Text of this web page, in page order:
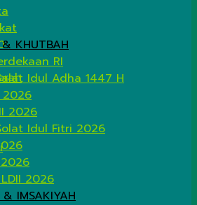
& KHUTBAH
RI
Idul Adha 1447 H
2026
Idul Fitri 2026
2026
IMSAKIYAH